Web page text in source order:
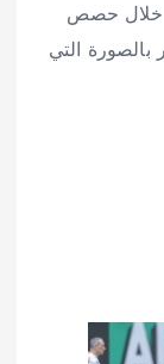
خلال حصص
بالصورة التي